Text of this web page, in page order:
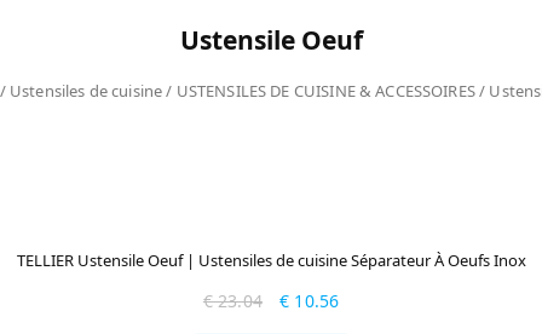
Ustensile Oeuf
Ustensiles de cuisine/ USTENSILES DE CUISINE & ACCESSOIRES/
TELLIER Ustensile Oeuf | Ustensiles de cuisine Séparateur À Oeufs Inox
€23.04 € 10.56